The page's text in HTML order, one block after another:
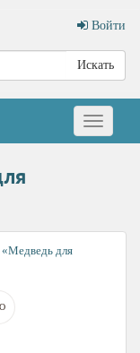
Войти
Искать
Меню
«Медведь для